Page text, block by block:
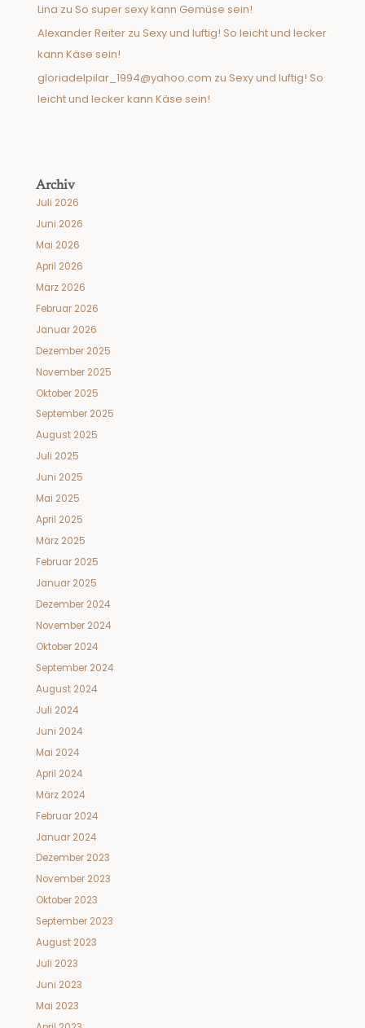
Lina zu So super sexy kann Gemüse sein!
Alexander Reiter zu Sexy und luftig! So leicht und lecker
kann Käse sein!
gloriadelpilar_1994@yahoo.com zu Sexy und luftig! So
leicht und lecker kann Käse sein!
Archiv
Juli 2026
Juni 2026
Mai 2026
April 2026
März 2026
Februar 2026
Januar 2026
Dezember 2025
November 2025
Oktober 2025
September 2025
August 2025
Juli 2025
Juni 2025
Mai 2025
April 2025
März 2025
Februar 2025
Januar 2025
Dezember 2024
November 2024
Oktober 2024
September 2024
August 2024
Juli 2024
Juni 2024
Mai 2024
April 2024
März 2024
Februar 2024
Januar 2024
Dezember 2023
November 2023
Oktober 2023
September 2023
August 2023
Juli 2023
Juni 2023
Mai 2023